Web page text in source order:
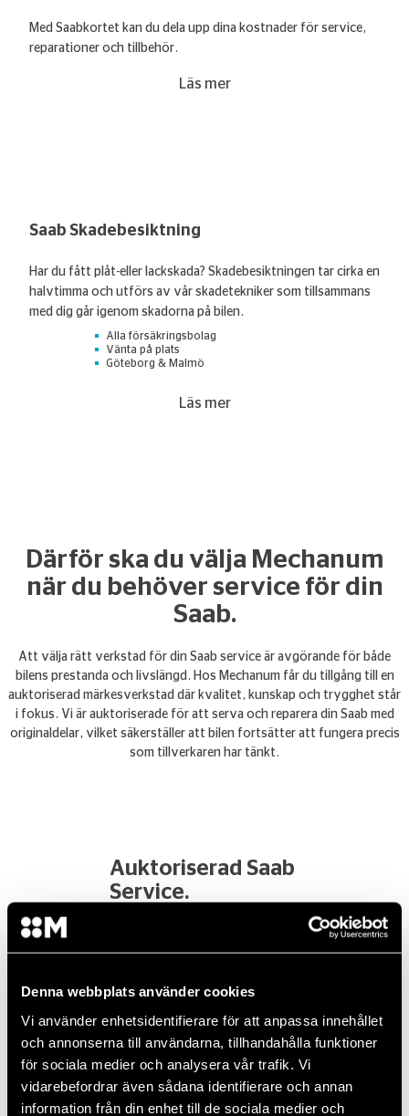
Denna webbplats använder cookies
Vi använder enhetsidentifierare för att anpassa innehållet
och annonserna till användarna, tillhandahålla funktioner
för sociala medier och analysera vår trafik. Vi
vidarebefordrar även sådana identifierare och annan
information från din enhet till de sociala medier och
Med Saabkortet kan du dela upp dina kostnader för service,
reparationer och tillbehör.
Läs mer
Saab Skadebesiktning
Har du fått plåt-eller lackskada? Skadebesiktningen tar cirka en
halvtimma och utförs av vår skadetekniker som tillsammans
med dig går igenom skadorna på bilen.
Alla försäkringsbolag
Vänta på plats
Göteborg & Malmö
Läs mer
Därför ska du välja Mechanum
när du behöver service för din
Saab.
Att välja rätt verkstad för din Saab service är avgörande för både
bilens prestanda och livslängd. Hos Mechanum får du tillgång till en
auktoriserad märkesverkstad där kvalitet, kunskap och trygghet står
i fokus. Vi är auktoriserade för att serva och reparera din Saab med
originaldelar, vilket säkerställer att bilen fortsätter att fungera precis
som tillverkaren har tänkt.
Auktoriserad Saab
Service.
tekniker enligt Saabs riktlinjer och använder
avancerad diagnosutrustning som är
anpassad för just din bil. Det innebär att vi
snabbt kan identifiera eventuella problem
och åtgärda dem på ett effektivt sätt.